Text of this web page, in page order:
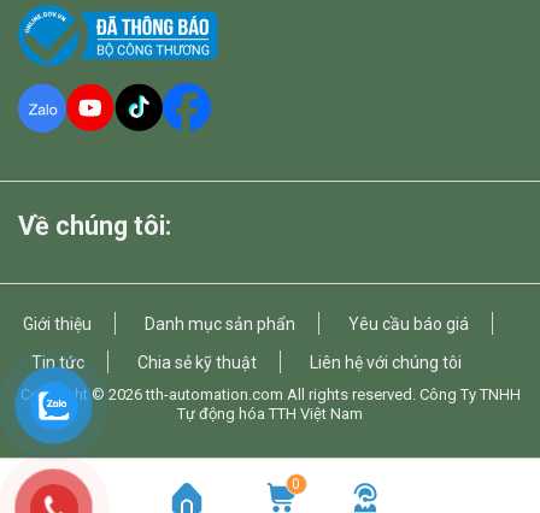
Về chúng tôi:
Giới thiệu Danh mục sản phẩn
Yêu cầu báo giá
Tin tức
Chia sẻ kỹ thuật Liên hệ với chúng tôi
Copyright © 2026tth-automation.com All rights reserved. Công Ty TNHH
Tự động hóa TTH Việt Nam
0